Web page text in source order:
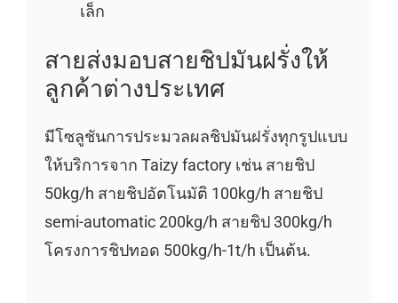
เล็ก
สายส่งมอบสายชิปมันฝรั่งให้
ลูกค้าต่างประเทศ
มีโซลูชันการประมวลผลชิปมันฝรั่งทุกรูปแบบ
ให้บริการจาก Taizy factory เช่น สายชิป
50kg/h สายชิปอัตโนมัติ 100kg/h สายชิป
semi-automatic 200kg/h สายชิป 300kg/h
โครงการชิปทอด 500kg/h-1t/h เป็นต้น.